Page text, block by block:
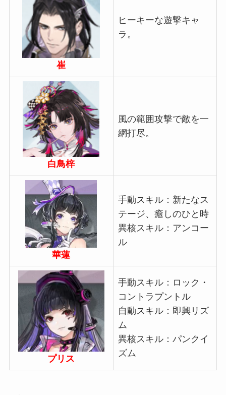
崔
ヒーキーな遊撃キャ
ラ。
白鳥梓
風の範囲攻撃で敵を一
網打尽。
華蓮
手動スキル：新たなス
テージ、癒しのひと時
異核スキル：アンコー
ル
プリス
手動スキル：ロック・
コントラプントル
自動スキル：即興リズ
ム
異核スキル：パンクイ
ズム